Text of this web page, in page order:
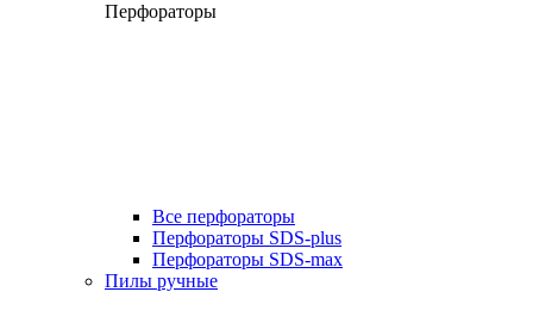
Перфораторы
Все перфораторы
Перфораторы SDS-plus
Перфораторы SDS-max
Пилы ручные